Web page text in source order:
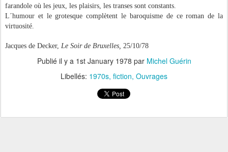
farandole où les jeux, les plaisirs, les transes sont constants.
L´humour et le grotesque complètent le baroquisme de ce roman de la
virtuosité.
Jacques de Decker, Le Soir de Bruxelles, 25/10/78
Publié il y a 1st January 1978 par Michel Guérin
Libellés: 1970s fiction Ouvrages